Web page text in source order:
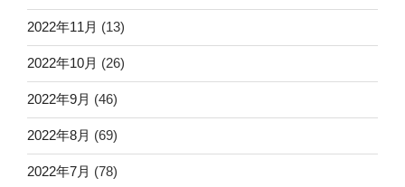
2022年11月 (13)
2022年10月 (26)
2022年9月 (46)
2022年8月 (69)
2022年7月 (78)